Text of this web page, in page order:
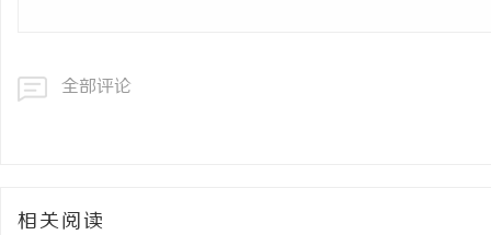
全部评论
相关阅读